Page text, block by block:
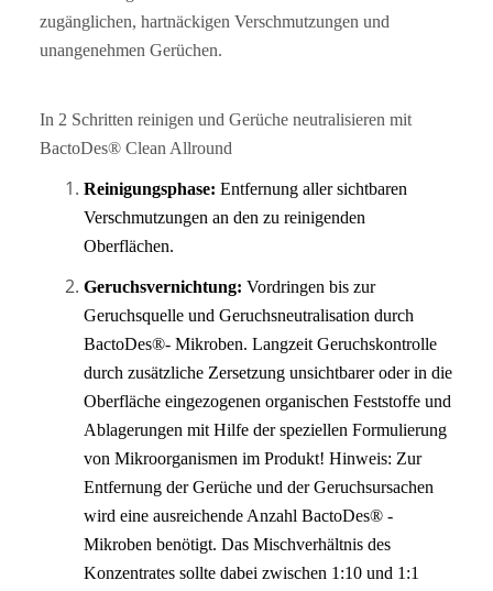
zugänglichen, hartnäckigen Verschmutzungen und
unangenehmen Gerüchen.
In 2 Schritten reinigen und Gerüche neutralisieren mit
BactoDes® Clean Allround
Reinigungsphase: Entfernung aller sichtbaren
Verschmutzungen an den zu reinigenden
Oberflächen.
Geruchsvernichtung: Vordringen bis zur
Geruchsquelle und Geruchsneutralisation durch
BactoDes®- Mikroben. Langzeit Geruchskontrolle
durch zusätzliche Zersetzung unsichtbarer oder in die
Oberfläche eingezogenen organischen Feststoffe und
Ablagerungen mit Hilfe der speziellen Formulierung
von Mikroorganismen im Produkt! Hinweis: Zur
Entfernung der Gerüche und der Geruchsursachen
wird eine ausreichende Anzahl BactoDes® -
Mikroben benötigt. Das Mischverhältnis des
Konzentrates sollte dabei zwischen 1:10 und 1:1